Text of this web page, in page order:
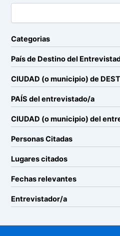
Categorias
País de Destino del
CIUDAD (o municipio) de
PAÍS del entrevistado/a
CIUDAD (o municipio) del
Personas Citadas
Lugares citados
Fechas relevantes
Entrevistador/a